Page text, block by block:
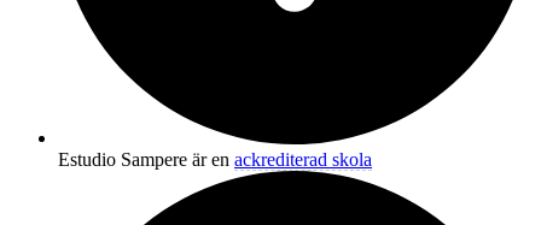
Estudio Sampere är en ackrediterad skola